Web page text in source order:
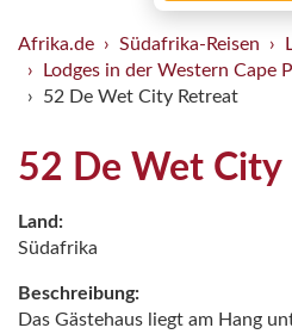
Afrika.de Südafrika-Reisen
Lodges in der Western Cape
52 De Wet City Retreat
52 De Wet City
Land:
Südafrika
Beschreibung:
Das Gästehaus liegt am Hang